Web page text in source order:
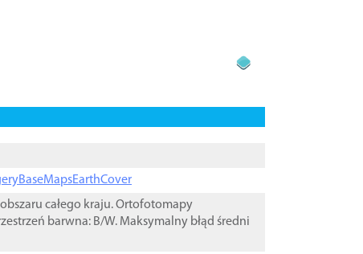
całego kraju. Ortofotomapy
barwna: B/W. Maksymalny błąd średni